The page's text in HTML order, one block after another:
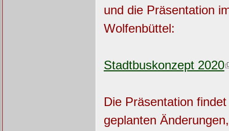
und die Präsentation
Wolfenbüttel:
Stadtbuskonzept 2020
Die Präsentation
geplanten